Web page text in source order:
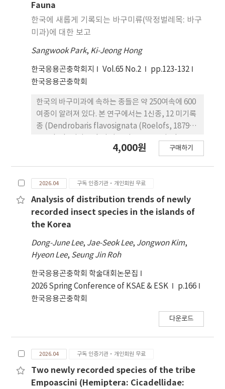
Fauna
한국에 새롭게 기록되는 바구미류(딱정벌레목: 바구
미과)에 대한 보고
Sangwook Park, Ki-Jeong Hong
한국응용곤충학회지 Vol.65 No.2
pp.123-132
한국응용곤충학회
한국의 바구미과에 속하는 종들은 약 250여속에 600
여종이 알려져 있다. 본 연구에서는 1신종, 12 미기록
종 (Dendrobaris flavosignata (Roelofs, 1879);
1985); Mononychus amurensis Schultze, 1898
Wollaston, 1873; Cossonus (Caenocossonus)
tibialis Folwaczny, 1964; Xenomimetes tenuis
Morimoto & Miyakawa, 1985; Dorytomus
taeniatus (Fabricius, 1781); Styanax kuwanoi
Roelofs, 1875; Karekizo impressicollis
Morimoto, 1962; Trachodes simulator
Morimoto & Miyakawa, 1995; Rhadinomerus
jejuensis Park et Hong sp. nov.)에 대한 한국 분
포를 확인하고 보고하고자 한다.
4,000원 구매하기
2026.04 구독 인증기관·개인회원 무료
Analysis of distribution trends of newly
recorded insect species in the islands of
the Korea
Dong-June Lee, Jae-Seok Lee, Jongwon Kim,
Hyeon Lee, Seung Jin Roh
한국응용곤충학회 학술대회논문집
2026 Spring Conference of KSAE & ESK
p.166
한국응용곤충학회
다운로드
2026.04 구독 인증기관·개인회원 무료
Two newly recorded species of the tribe
Empoascini (Hemiptera: Cicadellidae: